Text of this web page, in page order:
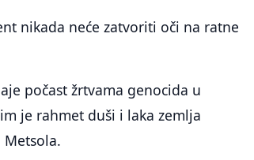
nikada neće zatvoriti oči na ratne
počast žrtvama genocida u
je rahmet duši i laka zemlja
Metsola.